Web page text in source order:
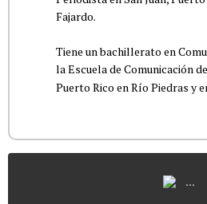
Fajardo.
Tiene un bachillerato en
la Escuela de Comunicación
Puerto Rico en Río Piedras y
...